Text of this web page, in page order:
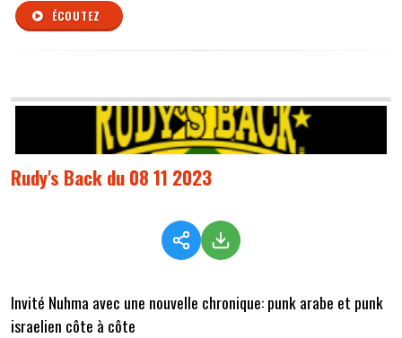
ÉCOUTEZ
Rudy's Back du 08 11 2023
Invité Nuhma avec une nouvelle chronique: punk arabe et punk
israelien côte à côte